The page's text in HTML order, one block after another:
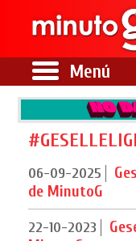
Menú
06-09-2025
de MinutoG
22-10-2023